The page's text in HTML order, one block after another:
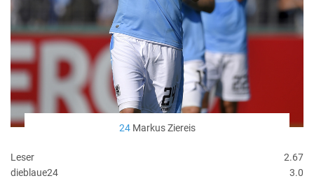
24Markus Ziereis
Leser
2.67
dieblaue24
3.0